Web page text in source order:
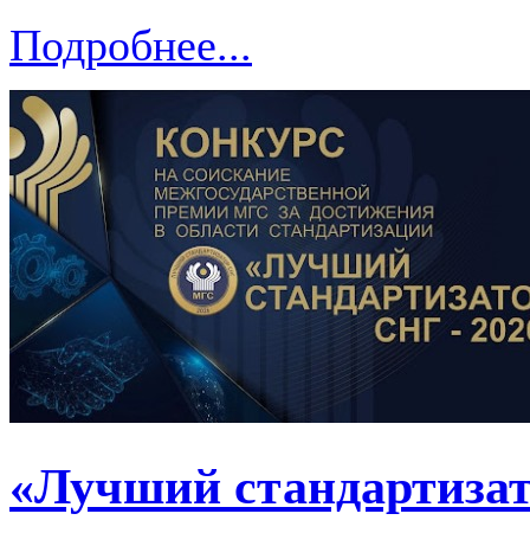
Подробнее...
«Лучший